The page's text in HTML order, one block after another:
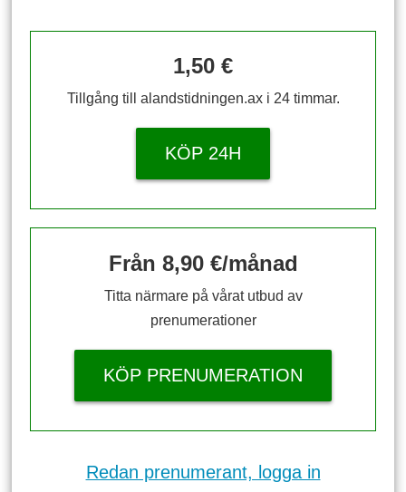
1,50 €
Tillgång till alandstidningen.ax i 24 timmar.
KÖP 24H
Från 8,90 €/månad
Titta närmare på vårat utbud av
prenumerationer
KÖP PRENUMERATION
Redan prenumerant, logga in